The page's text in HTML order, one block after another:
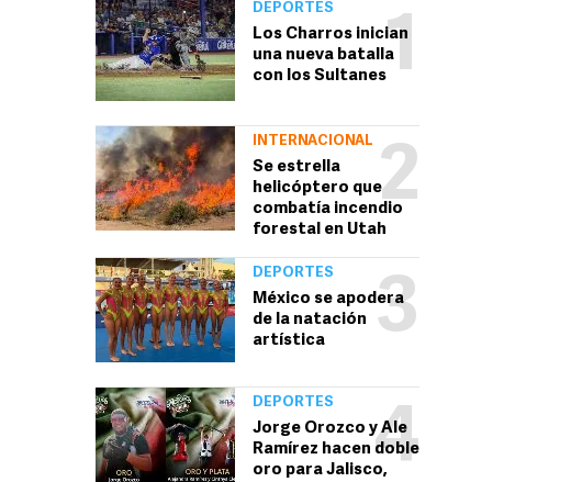
1
DEPORTES
Los Charros inician
una nueva batalla
con los Sultanes
2
INTERNACIONAL
Se estrella
helicóptero que
combatía incendio
forestal en Utah
3
DEPORTES
México se apodera
de la natación
artística
4
DEPORTES
Jorge Orozco y Ale
Ramírez hacen doble
oro para Jalisco,